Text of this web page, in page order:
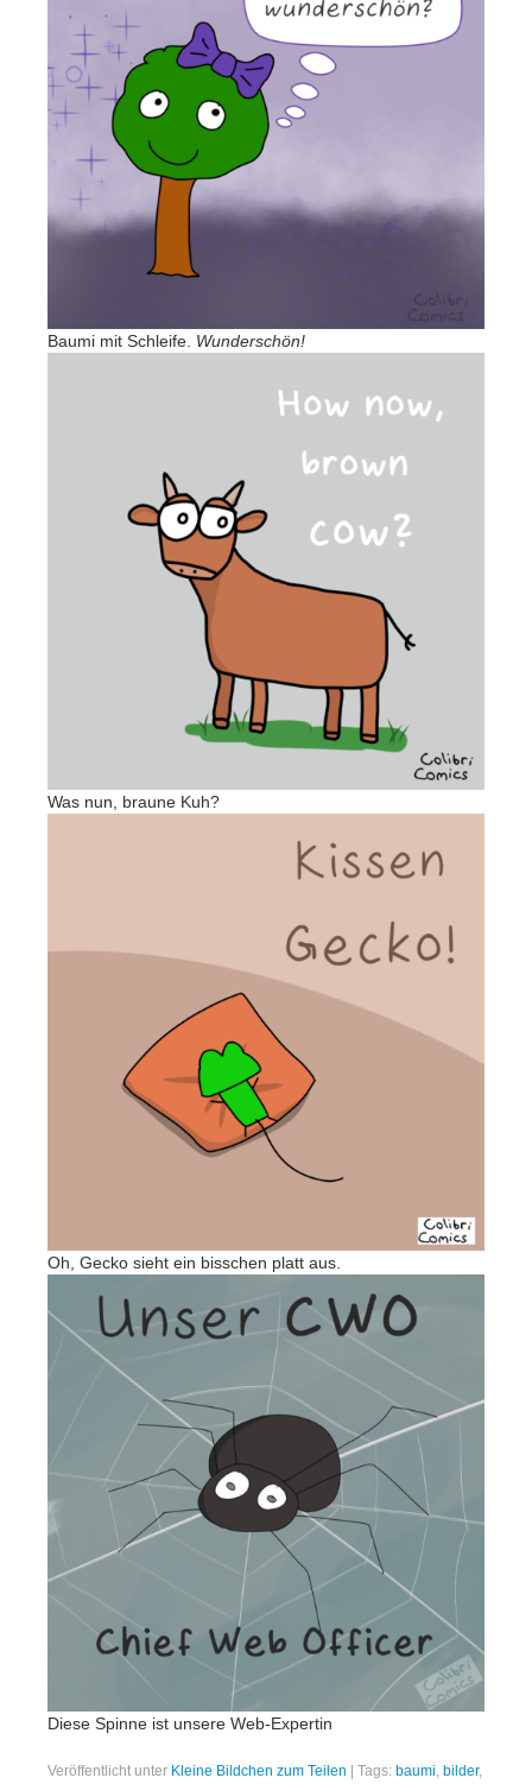
Baumi mit Schleife. Wunderschön!
Was nun, braune Kuh?
Oh, Gecko sieht ein bisschen platt aus.
Diese Spinne ist unsere Web-Expertin
Veröffentlicht unter Kleine Bildchen zum Teilen Tags: baumi, bilder,